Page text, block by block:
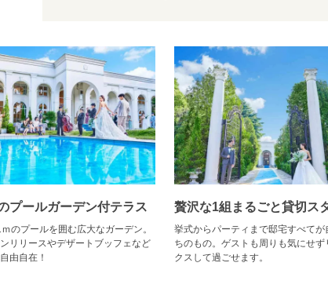
プールガーデン付テラス
のプールを囲む広大なガーデン。
リリースやデザートブッフェなど
由自在！
贅沢な1組まるごと貸切ス
挙式からパーティまで邸宅すべてが
ちのもの。ゲストも周りも気にせず
クスして過ごせます。